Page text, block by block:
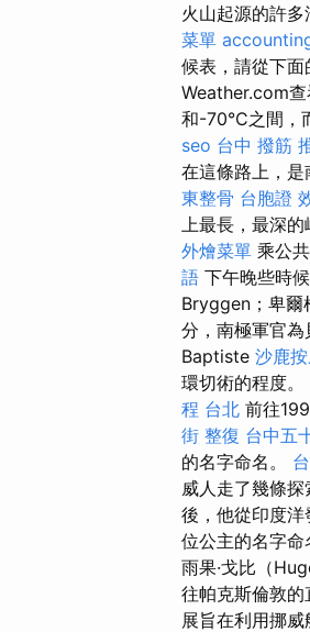
火山起源的許
菜單
候表，請從下
Weather.com查
和-70°C之間，
seo 台中 撥筋
在這條路上，是
東整骨 台胞證
上最長，最深的
外燴菜單 乘公
語 下午晚些時
Bryggen；卑爾
分，南極軍官為
Baptiste 沙鹿
環切術的程度。
程 台北 前往
街 整復 台中五
的名字命名。
威人走了幾條探
後，他從印度洋
位公主的名字
雨果·戈比（
往帕克斯倫敦的
展旨在利用挪